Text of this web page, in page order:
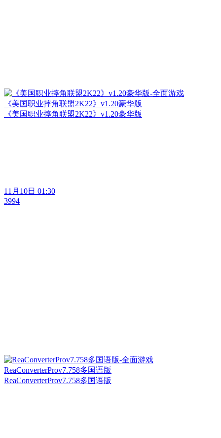
《美国职业摔角联盟2K22》v1.20豪华版
《美国职业摔角联盟2K22》v1.20豪华版
11月10日 01:30
3994
ReaConverterProv7.758多国语版
ReaConverterProv7.758多国语版